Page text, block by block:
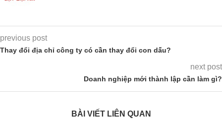
previous post
Thay đổi địa chỉ công ty có cần thay đổi con dấu?
next post
Doanh nghiệp mới thành lập cần làm gì?
BÀI VIẾT LIÊN QUAN